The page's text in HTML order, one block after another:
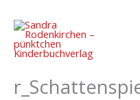
Inhalt
springen